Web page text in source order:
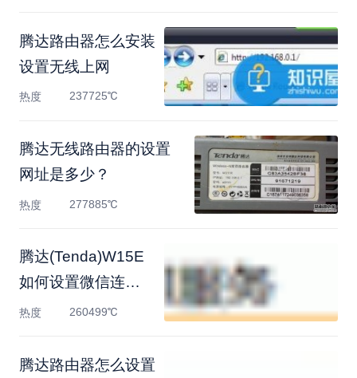
腾达路由器怎么安装
设置无线上网
热度 237725℃
腾达无线路由器的设置
网址是多少？
热度 277885℃
腾达(Tenda)W15E
如何设置微信连
WIFI
热度 260499℃
腾达路由器怎么设置